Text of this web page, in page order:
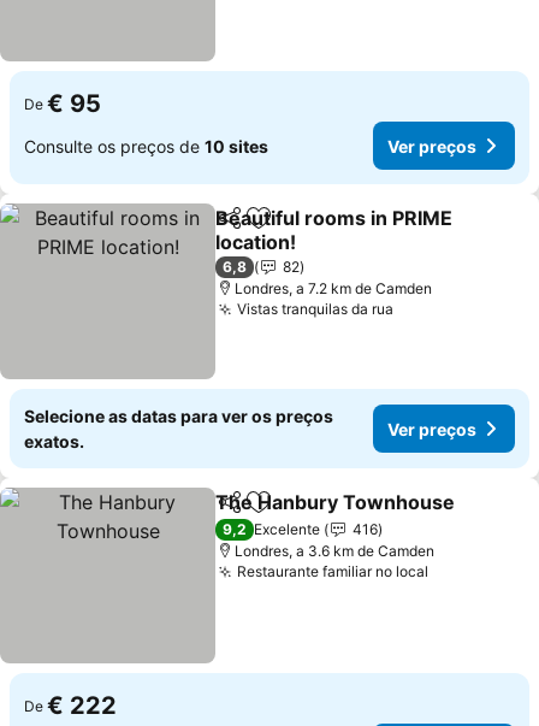
De € 95
Consulte os preços de 10 sites Ver preços
PartilharAdicionar aos favoritos
Beautiful rooms in PRIME
location!
Ver preços
6,8
82
Londres, a 7.2 km de Camden
Vistas tranquilas da rua
Selecione as datas para ver os preços
exatos.
Ver preços
PartilharAdicionar aos favoritos
The Hanbury Townhouse
9,2 Excelente
416
Londres, a 3.6 km de Camden
Restaurante familiar no local
De € 222